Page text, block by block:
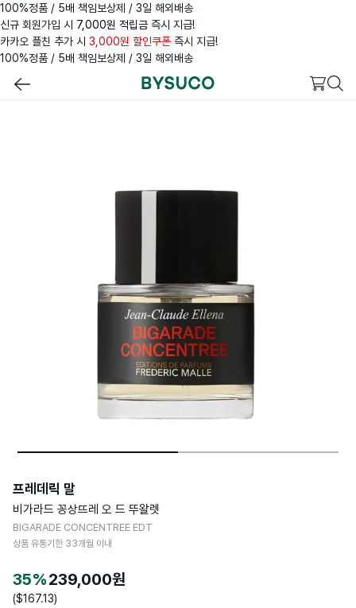
100%정품 / 5배 책임보상제 / 3일 해외배송
신규 회원가입 시 7,000원 적립금 즉시 지급!
카카오 플친 추가 시 3,000원 할인쿠폰 즉시 지급!
100%정품 / 5배 책임보상제 / 3일 해외배송
프레데릭 말
비가라드 꽁상뜨레 오 드 뚜왈렛
BIGARADE CONCENTREE EDT
상품 유통기한 33개월 이내
35%239,000원
($167.13)